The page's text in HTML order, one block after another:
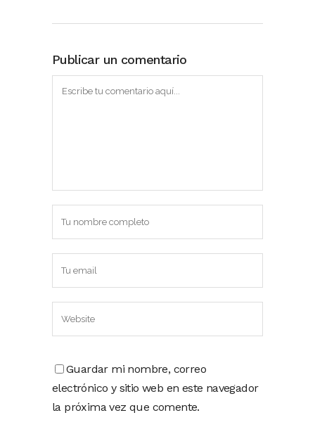
Publicar un comentario
Guardar mi nombre, correo
electrónico y sitio web en este navegador
la próxima vez que comente.